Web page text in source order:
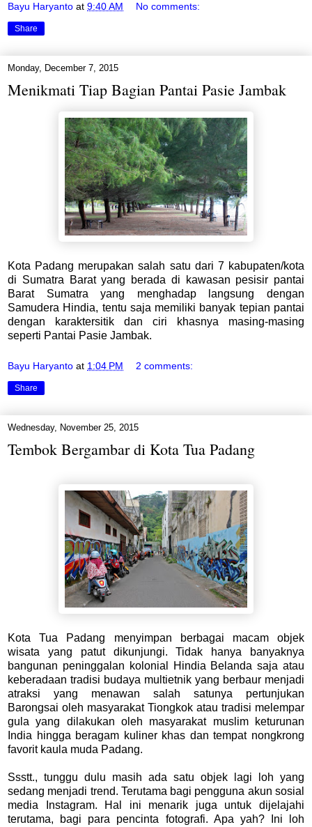
Bayu Haryanto at 9:40 AM No comments:
Share
Monday, December 7, 2015
Menikmati Tiap Bagian Pantai Pasie Jambak
Kota Padang merupakan salah satu dari 7 kabupaten/kota
di Sumatra Barat yang berada di kawasan pesisir pantai
Barat Sumatra yang menghadap langsung dengan
Samudera Hindia, tentu saja memiliki banyak tepian pantai
dengan karaktersitik dan ciri khasnya masing-masing
seperti Pantai Pasie Jambak.
Bayu Haryanto at 1:04 PM 2 comments:
Share
Wednesday, November 25, 2015
Tembok Bergambar di Kota Tua Padang
Kota Tua Padang menyimpan berbagai macam objek
wisata yang patut dikunjungi. Tidak hanya banyaknya
bangunan peninggalan kolonial Hindia Belanda saja atau
keberadaan tradisi budaya multietnik yang berbaur menjadi
atraksi yang menawan salah satunya pertunjukan
Barongsai oleh masyarakat Tiongkok atau tradisi melempar
gula yang dilakukan oleh masyarakat muslim keturunan
India hingga beragam kuliner khas dan tempat nongkrong
favorit kaula muda Padang.
Ssstt., tunggu dulu masih ada satu objek lagi loh yang
sedang menjadi trend. Terutama bagi pengguna akun sosial
media Instagram. Hal ini menarik juga untuk dijelajahi
terutama, bagi para pencinta fotografi. Apa yah? Ini loh